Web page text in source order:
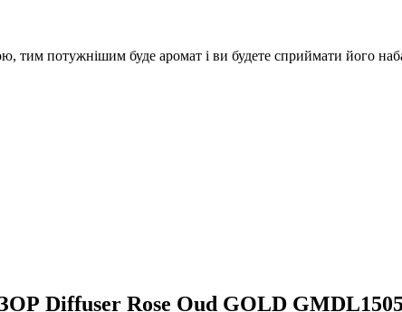
тим потужнішим буде аромат і ви будете сприймати його
Diffuser Rose Oud GOLD